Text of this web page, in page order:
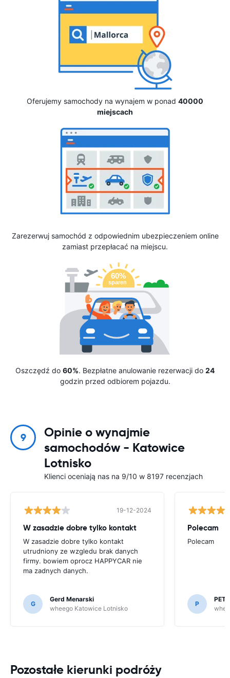
Oferujemy samochody na wynajem w ponad 40000
miejscach
Zarezerwuj samochód z odpowiednim ubezpieczeniem online
zamiast przepłacać na miejscu.
Oszczędź do 60%. Bezpłatne anulowanie rezerwacji do 24
godzin przed odbiorem pojazdu.
9
Opinie o wynajmie
samochodów - Katowice
Lotnisko
Klienci oceniają nas na 9/10 w 8197 recenzjach
19-12-2024
W zasadzie dobre tylko kontakt
W zasadzie dobre tylko kontakt
utrudniony ze wzgledu brak danych
firmy. bowiem oprocz HAPPYCAR nie
ma zadnych danych.
G
Gerd Menarski
wheego Katowice Lotnisko
Polecam
Polecam
P
Pozostałe kierunki podróży